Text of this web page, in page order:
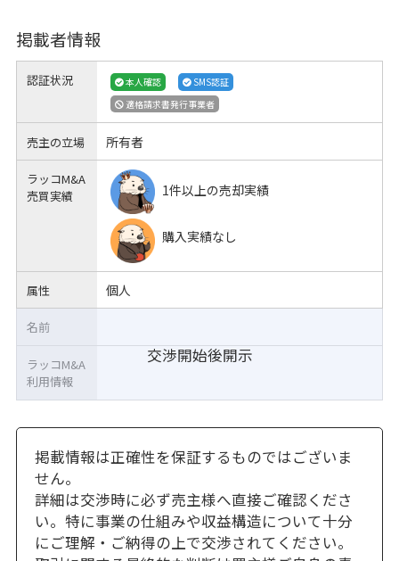
掲載者情報
認証状況 本人確認
SMS認証
適格請求書発行事業者
売主の立場 所有者
ラッコM&A
売買実績
1件以上の売却実績
購入実績なし
属性 個人
交渉開始後開示
名前
ラッコM&A
利用情報
掲載情報は正確性を保証するものではございま
せん。
詳細は交渉時に必ず売主様へ直接ご確認くださ
い。特に事業の仕組みや収益構造について十分
にご理解・ご納得の上で交渉されてください。